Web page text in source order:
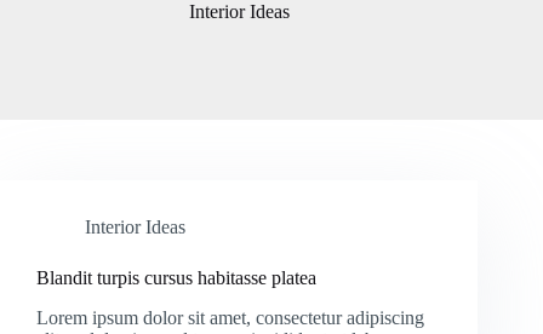
Interior Ideas
Interior Ideas
Blandit turpis cursus habitasse platea
Lorem ipsum dolor sit amet, consectetur adipiscing